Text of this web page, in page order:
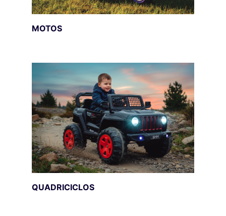
MOTOS
QUADRICICLOS